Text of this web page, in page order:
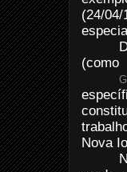
(24/
(como
Nova